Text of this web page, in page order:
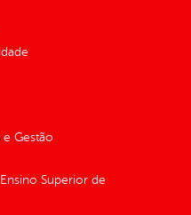
Gestão
Superior de